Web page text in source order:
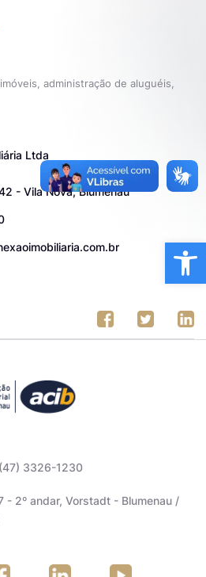
administração de aluguéis,
Ltda
- Vila Nova, Blumenau
(47) 3326-1230
- 2º andar, Vorstadt - Blumenau /